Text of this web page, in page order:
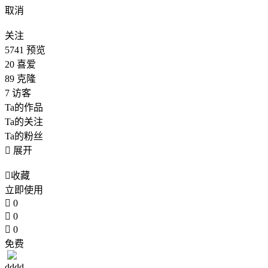
取消
关注
5741 预览
20 喜爱
89 克隆
7 访客
Ta的作品
Ta的关注
Ta的粉丝
 展开
收藏
立即使用
 0
 0
 0
免费